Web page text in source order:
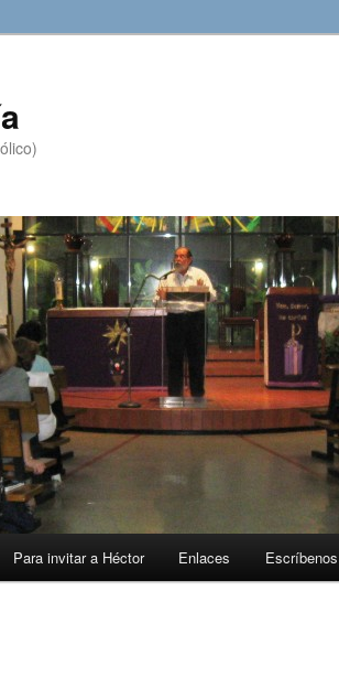
Para invitar a Héctor Enlaces Escríbenos